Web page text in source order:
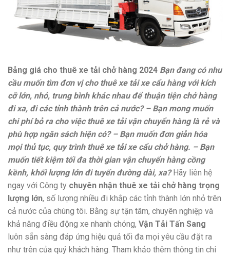
Bảng giá cho thuê xe tải chở hàng 2024 Bạn đang có nhu
cầu muốn tìm đơn vị cho thuê xe tải xe cẩu hàng với kích
cỡ lớn, nhỏ, trung bình khác nhau để thuận tiện chở hàng
đi xa, đi các tỉnh thành trên cả nước? – Bạn mong muốn
chi phí bỏ ra cho việc thuê xe tải vận chuyển hàng là rẻ và
phù hợp ngân sách hiện có? – Bạn muốn đơn giản hóa
mọi thủ tục, quy trình thuê xe tải xe cẩu chở hàng. – Bạn
muốn tiết kiệm tối đa thời gian vận chuyển hàng cồng
kềnh, khối lượng lớn đi tuyến đường dài, xa?Hãy liên hệ
ngay với Công ty chuyên nhận thuê xe tải chở hàng trọng
lượng lớn, số lượng nhiều đi khắp các tỉnh thành lớn nhỏ trên
cả nước của chúng tôi. Bằng sự tận tâm, chuyên nghiệp và
khả năng điều động xe nhanh chóng, Vận Tải Tấn Sang
luôn sẵn sàng đáp ứng hiệu quả tối đa mọi yêu cầu đặt ra
như trên của quý khách hàng. Tham khảo thêm thông tin chi